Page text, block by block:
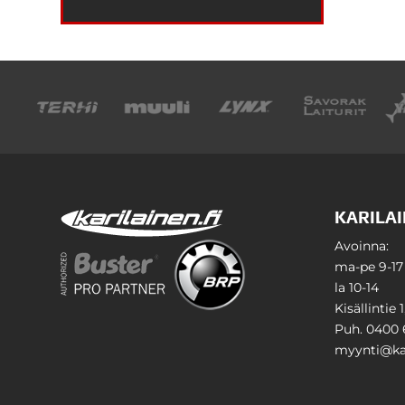
Avoinna:
ma-pe 9-17
la 10-14
Kisällintie
Puh. 0400